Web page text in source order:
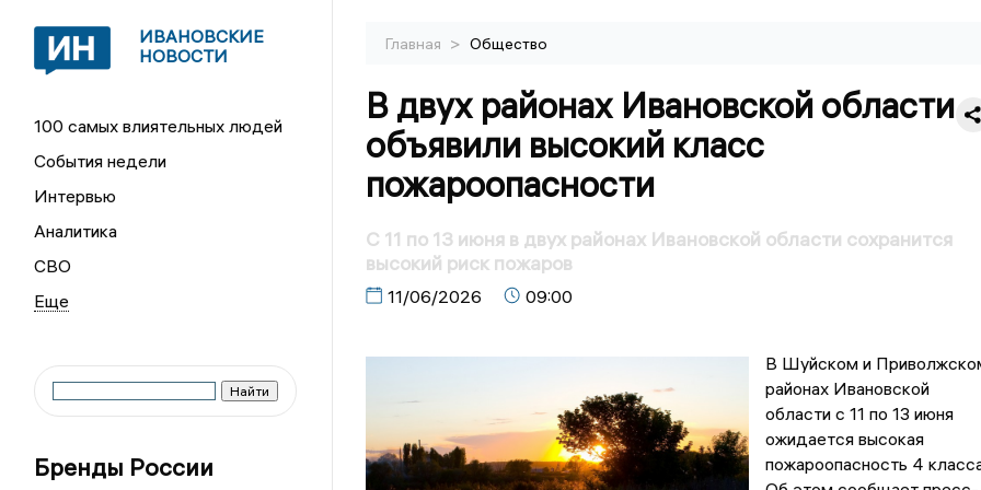
ИВАНОВСКИЕ
НОВОСТИ
100 самых влиятельных людей
События недели
Интервью
Аналитика
СВО
Бренды России
Главная > Общество
В двух районах Ивановской области
объявили высокий класс
пожароопасности
С 11 по 13 июня в двух районах Ивановской области сохранится
высокий риск пожаров
11/06/2026 09:00
В Шуйском и
районах Ивановской
области с 11 по 13 июня
ожидается высокая
пожароопасность 4